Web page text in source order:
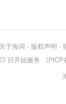
关于海词 - 版权声明 -
日开始服务 沪ICP